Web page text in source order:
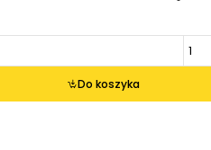
Do koszyka